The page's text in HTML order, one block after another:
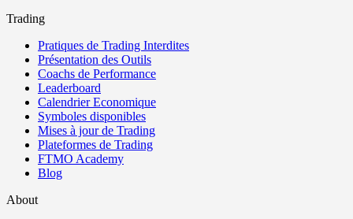
Trading
Pratiques de Trading Interdites
Présentation des Outils
Coachs de Performance
Leaderboard
Calendrier Economique
Symboles disponibles
Mises à jour de Trading
Plateformes de Trading
FTMO Academy
Blog
About